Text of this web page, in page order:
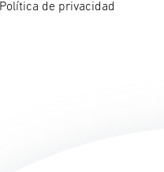
Política de privacidad